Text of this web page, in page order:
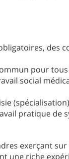
des
pour
social
pratique de
exerçant
une riche